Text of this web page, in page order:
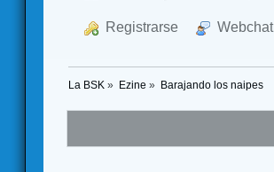
Registrarse Webchat
La BSK » Ezine » Barajando los naipes